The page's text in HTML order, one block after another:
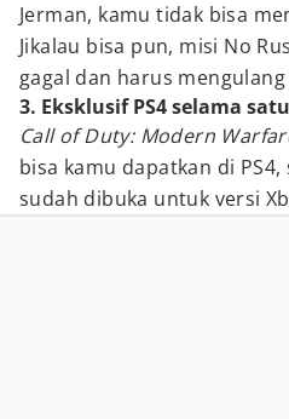
Jerman, kamu tidak bisa
Jikalau bisa pun, misi No
gagal dan harus
3. Eksklusif PS4 selama
Call of Duty: Modern
bisa kamu dapatkan di
sudah dibuka untuk versi